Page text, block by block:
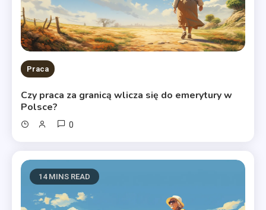
Praca
Czy praca za granicą wlicza się do emerytury w
Polsce?
0
14 MINS READ